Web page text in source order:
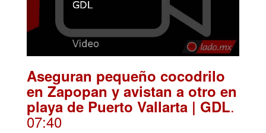
Aseguran pequeño cocodrilo
en Zapopan y avistan a otro en
playa de Puerto Vallarta | GDL.
07:40